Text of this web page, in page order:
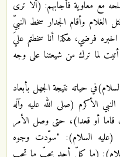
مع معاوية فأجابهم: (ألا ترى
الغلام وأقام الجدار سخط النبيّ
فرضي، هكذا أنا سخطتم عليَ
لما ترك من شيعتنا على وجه
حياته نتيجة الجهل بأبعاد
الأكرم (صلى الله عليه وآله
قاما أو قعدا)، حتى وصل الأمر
(عليه السلام): "سوّدت وجوه